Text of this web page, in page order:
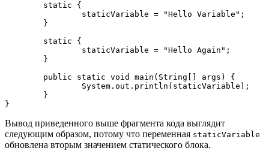
	static {
		staticVariable = "Hello Variable";
	}
	static {
		staticVariable = "Hello Again";
	}
	public static void main(String[] args) {
		System.out.println(staticVariable);
	}
}
Вывод приведенного выше фрагмента кода выглядит
следующим образом, потому что переменная staticVariable
обновлена вторым значением статического блока.